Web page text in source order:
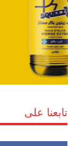
تابعنا على